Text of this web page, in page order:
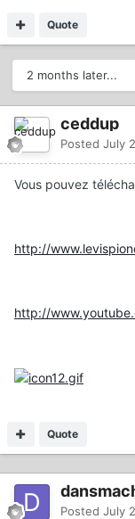
Quote
2 months later...
ceddup
Posted July
Vous pouvez
http://
http://
Quote
Posted July